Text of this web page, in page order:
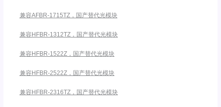
兼容AFBR-1715TZ，国产替代光模块
兼容HFBR-1312TZ，国产替代光模块
兼容HFBR-1522Z，国产替代光模块
兼容HFBR-2522Z，国产替代光模块
兼容HFBR-2316TZ，国产替代光模块